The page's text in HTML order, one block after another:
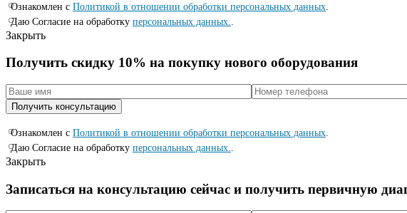
Ознакомлен с Политикой в отношении обработки персональных данных
Даю Согласие на обработку персональных данных.
Закрыть
Получить скидку 10% на покупку нового оборудования
Ознакомлен с Политикой в отношении обработки персональных данных
Даю Согласие на обработку персональных данных.
Закрыть
Записаться на консyльтацию сейчас и полyчить первичную